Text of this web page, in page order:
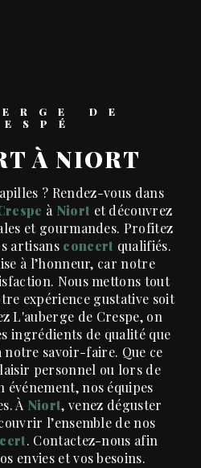
À NIORT
à Niort et découvrez
et gourmandes. Profitez
artisans concert qualifiés.
à l’honneur, car notre
Nous mettons tout
expérience gustative soit
L'auberge de Crespe, on
ingrédients de qualité que
notre savoir-faire. Que ce
personnel ou lors de
événement, nos équipes
À Niort, venez déguster
l’ensemble de nos
. Contactez-nous afin
envies et vos besoins.